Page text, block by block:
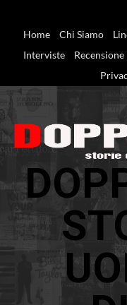
Home
Chi Siamo
Interviste